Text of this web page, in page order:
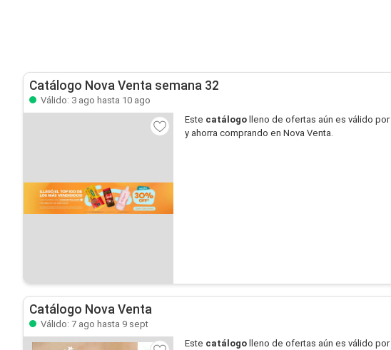
Catálogo Nova Venta semana 32
Válido: 3 ago hasta 10 ago
Este catálogo lleno de ofertas aún es válido por
y ahorra comprando en Nova Venta.
Catálogo Nova Venta
Válido: 7 ago hasta 9 sept
Este catálogo lleno de ofertas aún es válido por